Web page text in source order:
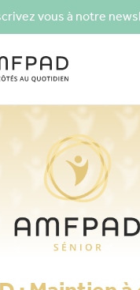
vous à notre